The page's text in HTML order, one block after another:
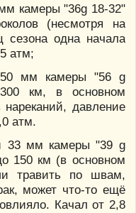
камеры "36g 18-32"
(несмотря на
одна начала
атм;
мм камеры "56 g
км, в основном
давление
атм.
33 мм камеры "39 g
150 км (в основном
травить по швам,
может что-то ещё
Качал от 2,8